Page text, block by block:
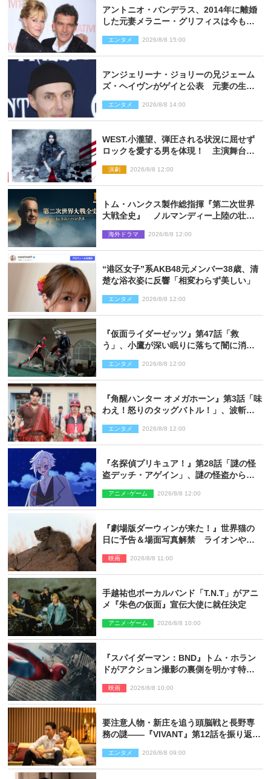
アントニオ・バンデラス、2014年に離婚
した元妻メラニー・グリフィスは今も
エンタメ 2026/8/8 15:00
アンジェリーナ・ジョリーの兄ジェーム
ズ・ヘイヴンがゲイと公表 元妻の生配
エンタメ 2026/8/8 14:00
WEST.小瀧望、弾圧される状況に屈せず
ロックを愛する男を体現！ 主演舞台
演劇 2026/8/8 12:00
トム・ハンクス製作総指揮『第二次世界
大戦全史』 ノルマンディー上陸の壮絶
海外ドラマ 2026/8/8 12:00
“港区女子”系AKB48元メンバー38歳、清
楚な浴衣姿に反響「相変わらず美しい」
エンタメ 2026/8/8 12:00
『仮面ライダーゼッツ』第47話「救
う」、小鷹が深い眠りに落ちて闇に消え
エンタメ 2026/8/8 12:00
『角醒ハンター オメガホーン』第3話「味
わえ！怒りのタッグバトル！」、波斬の
エンタメ 2026/8/8 12:00
『名探偵プリキュア！』第28話「謎の怪
盗デッチ・アゲイン」、謎の怪盗から不
アニメ･ゲーム 2026/8/8 12:00
『劇場版ダーウィンが来た！』世界猫の
日に予告＆場面写真解禁 ライオンやマ
映画 2026/8/8 11:00
手越祐也ボーカルバンド「T.N.T」がアニ
メ『朱色の仮面』宣伝大使に就任決定
アニメ･ゲーム 2026/8/8 10:00
『スパイダーマン：BND』トム・ホラン
ドがアクション撮影の裏側を明かす特別
映画 2026/8/8 10:00
要注意人物・新庄を追う頭脳戦と長野専
務の謎――『VIVANT』第12話を振り返
エンタメ 2026/8/8 09:00